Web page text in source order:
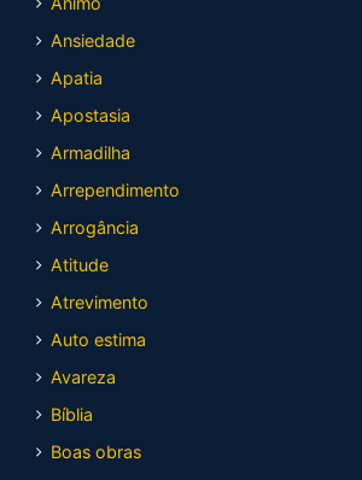
Ansiedade
Apatia
Apostasia
Armadilha
Arrependimento
Arrogância
Atitude
Atrevimento
Auto estima
Avareza
Bíblia
Boas obras